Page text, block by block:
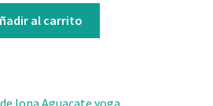
al carrito